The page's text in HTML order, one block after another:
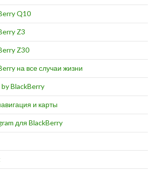
Q10
Z3
Z30
на все случаи жизни
BlackBerry
и карты
для BlackBerry